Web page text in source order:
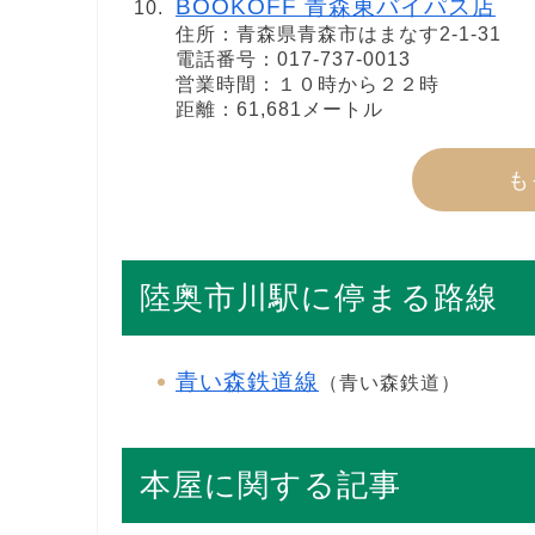
BOOKOFF 青森東バイパス店
住所：青森県青森市はまなす2-1-31
電話番号：017-737-0013
営業時間：１０時から２２時
距離：61,681メートル
陸奥市川駅に停まる路線
青い森鉄道線 （青い森鉄道）
本屋に関する記事